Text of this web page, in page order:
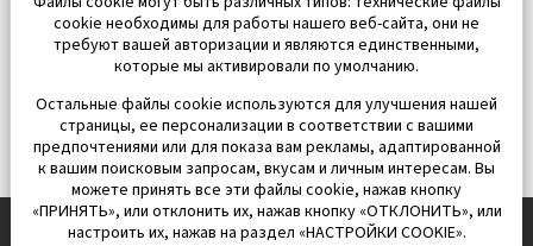
cookie необходимы для работы нашего веб-сайта, они не
требуют вашей авторизации и являются единственными,
которые мы активировали по умолчанию.
Остальные файлы cookie используются для улучшения нашей
страницы, ее персонализации в соответствии с вашими
предпочтениями или для показа вам рекламы, адаптированной
к вашим поисковым запросам, вкусам и личным интересам. Вы
можете принять все эти файлы cookie, нажав кнопку
«ПРИНЯТЬ», или отклонить их, нажав кнопку «ОТКЛОНИТЬ», или
настроить их, нажав на раздел «НАСТРОЙКИ COOKIE».